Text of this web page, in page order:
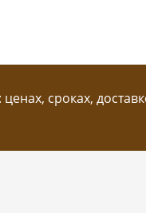
сроках,